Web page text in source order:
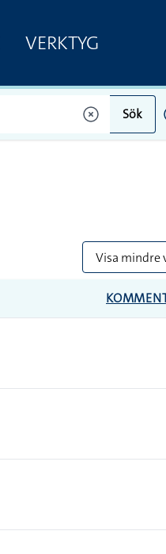
VERKTYG
Sök
Visa mindre